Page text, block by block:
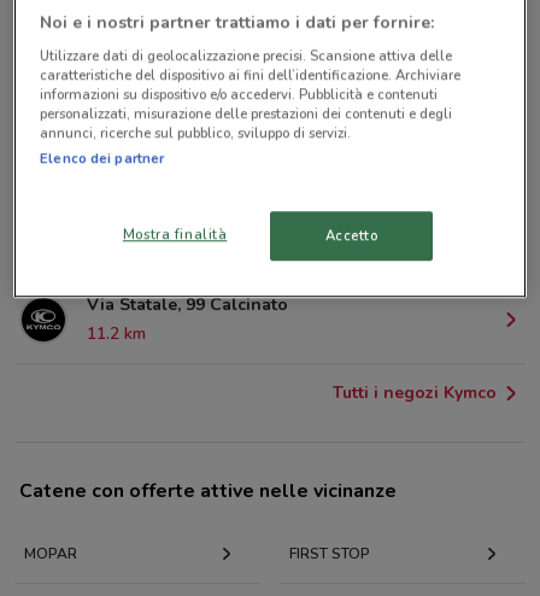
5.7 km
Viale Europa, 11 Montichiari
7.5 km
Via Custoza, 17 Desenzano Del Garda
9.1 km
Via Statale, 99 Calcinato
11.2 km
Tutti i negozi Kymco
Catene con offerte attive nelle vicinanze
MOPAR FIRST STOP
Noi e i nostri partner trattiamo i dati per fornire:
Utilizzare dati di geolocalizzazione precisi. Scansione attiva delle
caratteristiche del dispositivo ai fini dell’identificazione. Archiviare
informazioni su dispositivo e/o accedervi. Pubblicità e contenuti
personalizzati, misurazione delle prestazioni dei contenuti e degli
annunci, ricerche sul pubblico, sviluppo di servizi.
Elenco dei partner
Mostra finalità Accetto